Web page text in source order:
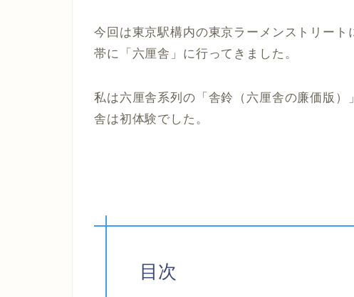
今回は東京駅構内の東京ラーメンストリー
帯に「六厘舎」に行ってきました。
私は六厘舎系列の「舎鈴（六厘舎の廉価版
舎は初体験でした。
目次